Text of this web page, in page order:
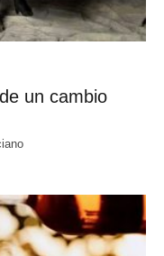
un cambio